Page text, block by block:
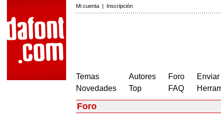
Mi cuenta | Inscripción
Temas
Novedades
Autores
Top
Foro
FAQ
Foro